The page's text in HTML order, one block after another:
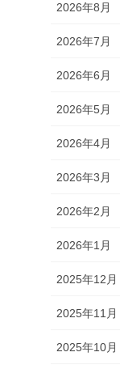
2026年8月
2026年7月
2026年6月
2026年5月
2026年4月
2026年3月
2026年2月
2026年1月
2025年12月
2025年11月
2025年10月